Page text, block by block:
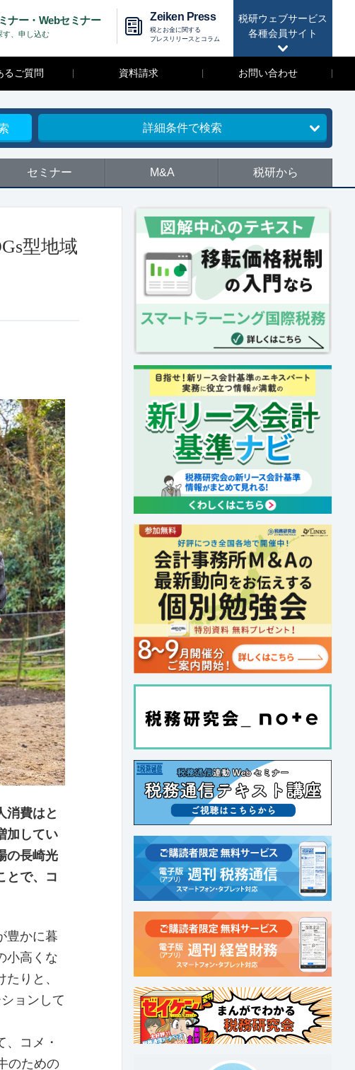
税研ウェブサービス
各種会員サイト
ナー・Webセミナー
す、申し込む
Zeiken Press
税とお金に関する
プレスリリースとコラム
るご質問 資料請求 お問い合わせ
詳細条件で検索
セミナー M&A 税研から
型地域
消費はと
加してい
の長崎光
とで、コ
豊かに暮
小高くな
りと、
ョンして
コメ・
のための